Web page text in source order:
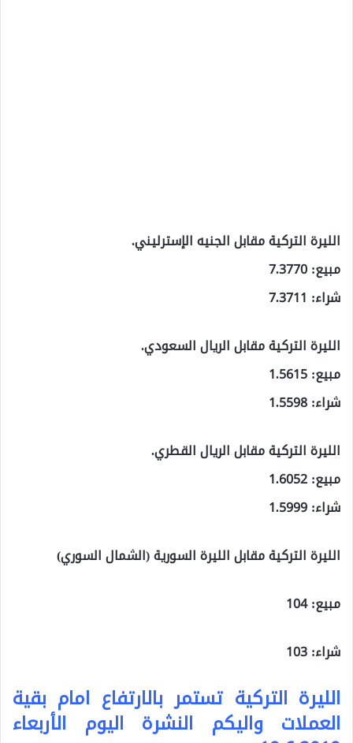
الليرة التركية مقابل الجنيه الإسترليني.
مبيع: 7.3770
شراء: 7.3711
الليرة التركية مقابل الريال السعودي.
مبيع: 1.5615
شراء: 1.5598
الليرة التركية مقابل الريال القطري.
مبيع: 1.6052
شراء: 1.5999
الليرة التركية مقابل الليرة السورية (الشمال السوري)
مبيع: 104
شراء: 103
الليرة التركية تستمر بالارتفاع امام بقية
العملات واليكم النشرة اليوم الأربعاء